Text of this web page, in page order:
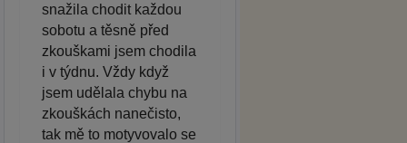
snažila chodit každou
sobotu a těsně před
zkouškami jsem chodila
i v týdnu. Vždy když
jsem udělala chybu na
zkouškách nanečisto,
tak mě to motyvovalo se